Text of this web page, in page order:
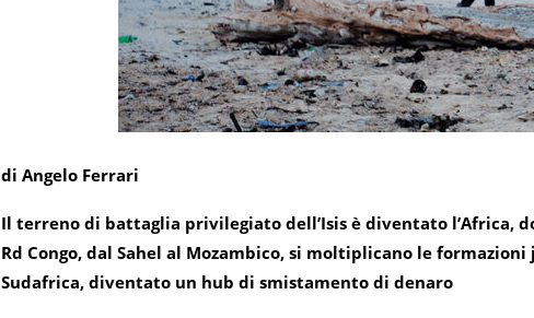
di Angelo Ferrari
Il terreno di battaglia privilegiato dell’Isis è diventato l’Africa,
Rd Congo, dal Sahel al Mozambico, si moltiplicano le
Sudafrica, diventato un hub di smistamento di denaro